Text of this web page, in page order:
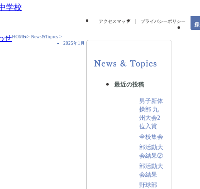
アクセスマップ プライバシーポリシー
HOME> News&Topics >
2025年1月
最近の投稿
男子新体
操部 九
州大会2
位入賞
全校集会
部活動大
会結果②
部活動大
会結果
野球部